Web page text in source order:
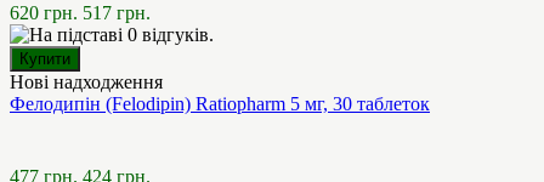
620 грн. 517 грн.
Нові надходження
Фелодипін (Felodipin) Ratiopharm 5 мг, 30 таблеток
477 грн. 424 грн.